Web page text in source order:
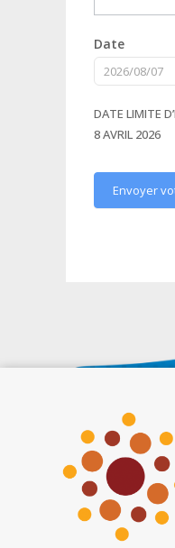
Date
DATE LIMITE
8 AVRIL 2026
Envoyer